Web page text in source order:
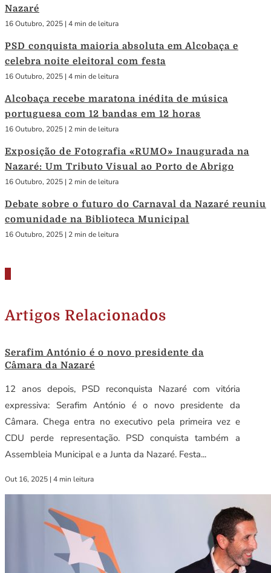
Nazaré
16 Outubro, 2025 | 4 min de leitura
PSD conquista maioria absoluta em Alcobaça e
celebra noite eleitoral com festa
16 Outubro, 2025 | 4 min de leitura
Alcobaça recebe maratona inédita de música
portuguesa com 12 bandas em 12 horas
16 Outubro, 2025 | 2 min de leitura
Exposição de Fotografia «RUMO» Inaugurada na
Nazaré: Um Tributo Visual ao Porto de Abrigo
16 Outubro, 2025 | 2 min de leitura
Debate sobre o futuro do Carnaval da Nazaré reuniu
comunidade na Biblioteca Municipal
16 Outubro, 2025 | 2 min de leitura
Artigos Relacionados
Serafim António é o novo presidente da
Câmara da Nazaré
12 anos depois, PSD reconquista Nazaré com vitória
expressiva: Serafim António é o novo presidente da
Câmara. Chega entra no executivo pela primeira vez e
CDU perde representação. PSD conquista também a
Assembleia Municipal e a Junta da Nazaré. Festa...
Out 16, 2025 | 4 min leitura